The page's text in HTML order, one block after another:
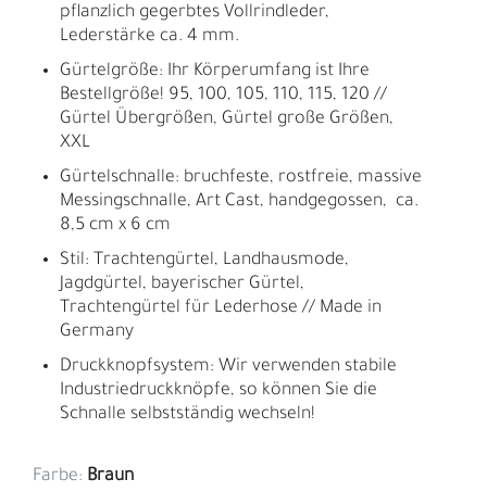
pflanzlich gegerbtes Vollrindleder,
Lederstärke ca. 4 mm.
Gürtelgröße: Ihr Körperumfang ist Ihre
Bestellgröße! 95, 100, 105, 110, 115, 120 //
Gürtel Übergrößen, Gürtel große Größen,
XXL
Gürtelschnalle: bruchfeste, rostfreie, massive
Messingschnalle, Art Cast, handgegossen, ca.
8,5 cm x 6 cm
Stil: Trachtengürtel, Landhausmode,
Jagdgürtel, bayerischer Gürtel,
Trachtengürtel für Lederhose // Made in
Germany
Druckknopfsystem: Wir verwenden stabile
Industriedruckknöpfe, so können Sie die
Schnalle selbstständig wechseln!
Farbe: Braun